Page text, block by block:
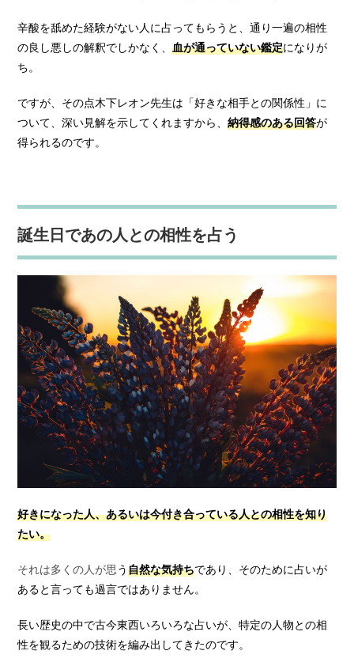
辛酸を舐めた経験がない人に占ってもらうと、通り一遍の相性
の良し悪しの解釈でしかなく、血が通っていない鑑定になりが
ち。
ですが、その点木下レオン先生は「好きな相手との関係性」に
ついて、深い見解を示してくれますから、納得感のある回答が
得られるのです。
誕生日であの人との相性を占う
好きになった人、あるいは今付き合っている人との相性を知り
たい。
それは多くの人が思う自然な気持ちであり、そのために占いが
あると言っても過言ではありません。
長い歴史の中で古今東西いろいろな占いが、特定の人物との相
性を観るための技術を編み出してきたのです。